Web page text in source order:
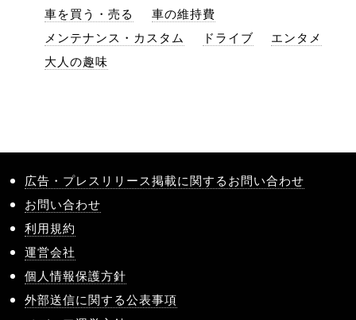
車を買う・売る
車の維持費
メンテナンス・カスタム
ドライブ
エンタメ
大人の趣味
広告・プレスリリース掲載に関するお問い合わせ
お問い合わせ
利用規約
運営会社
個人情報保護方針
外部送信に関する公表事項